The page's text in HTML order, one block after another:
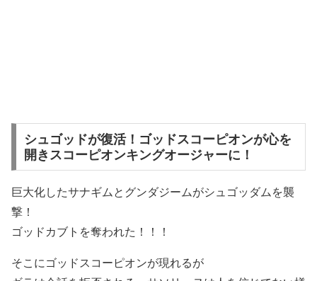
シュゴッドが復活！ゴッドスコーピオンが心を
開きスコーピオンキングオージャーに！
巨大化したサナギムとグンダジームがシュゴッダムを襲
撃！
ゴッドカブトを奪われた！！！
そこにゴッドスコーピオンが現れるが